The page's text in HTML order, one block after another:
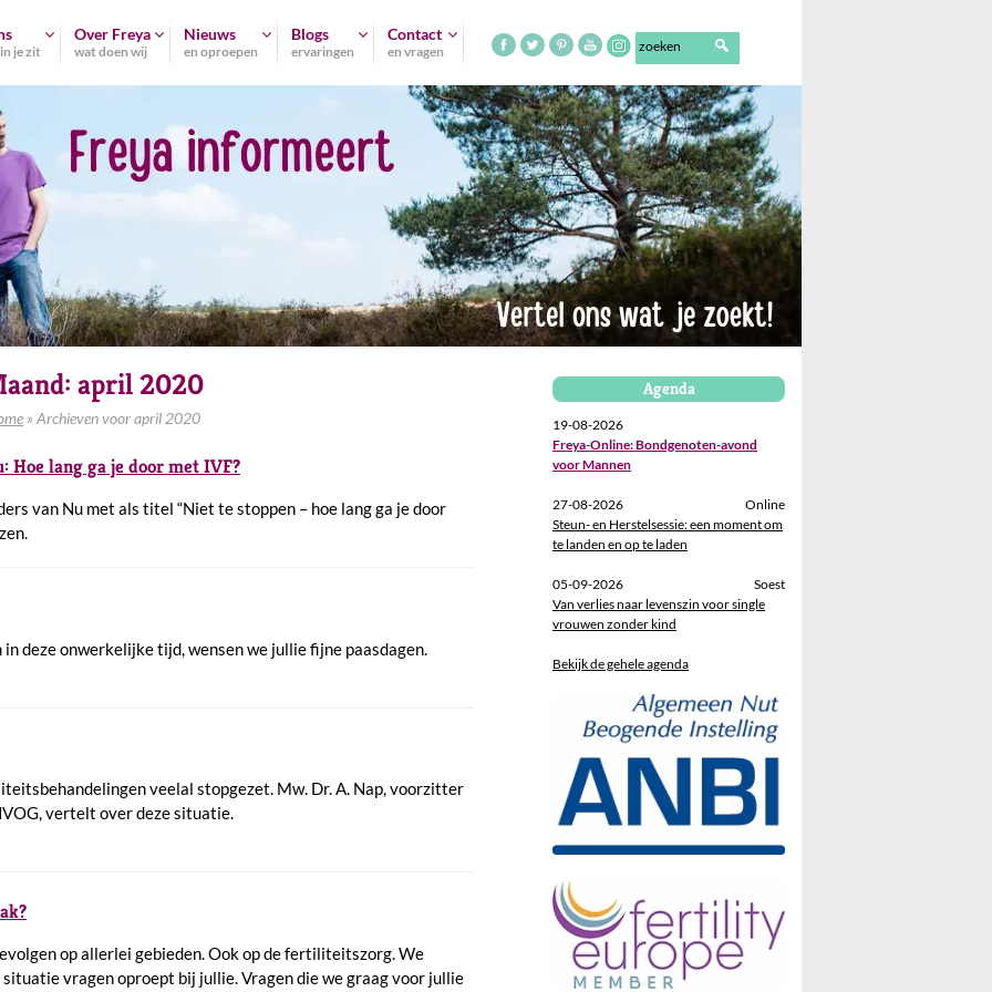
je zit
Over Freya
wat doen wij
Nieuws
en oproepen
Blogs
ervaringen
Contact
en vragen
april 2020
» Archieven voor april 2020
Hoe lang ga je door met IVF?
van Nu met als titel “Niet te stoppen – hoe lang ga je door
deze onwerkelijke tijd, wensen we jullie fijne paasdagen.
veelal stopgezet. Mw. Dr. A. Nap, voorzitter
vertelt over deze situatie.
op allerlei gebieden. Ook op de fertiliteitszorg. We
vragen oproept bij jullie. Vragen die we graag voor jullie
Agenda
19-08-2026
Freya-Online: Bondgenoten-avond
voor Mannen
27-08-2026
Online
Steun- en Herstelsessie: een moment om
te landen en op te laden
05-09-2026
Soest
Van verlies naar levenszin voor single
vrouwen zonder kind
Bekijk de gehele agenda